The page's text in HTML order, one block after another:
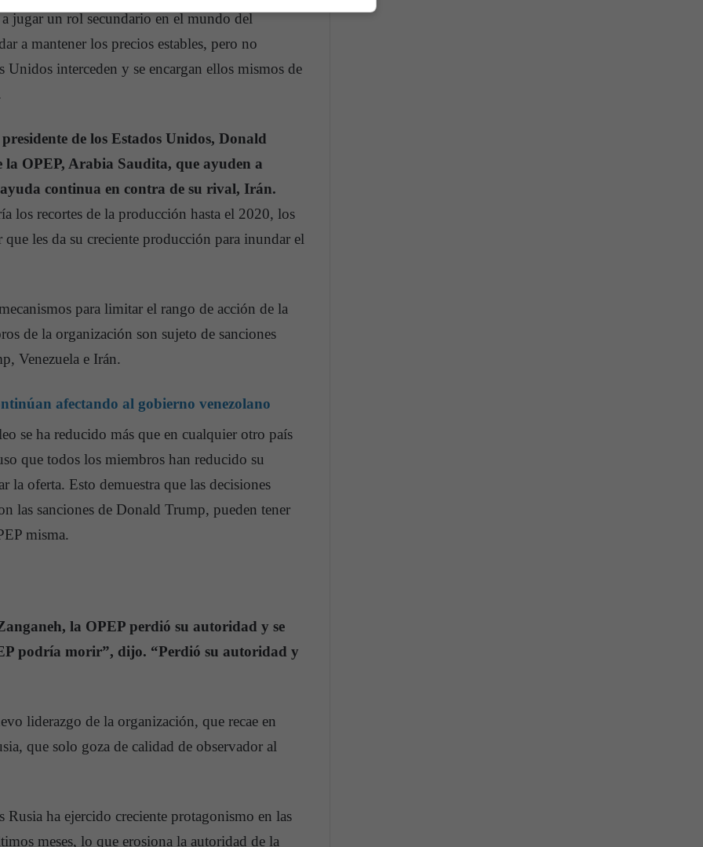
jugar un rol secundario en el mundo del
a mantener los precios estables, pero no
interceden y se encargan ellos mismos de
de los Estados Unidos, Donald
OPEP, Arabia Saudita, que ayuden a
continua en contra de su rival, Irán.
los recortes de la producción hasta el 2020, los
les da su creciente producción para inundar el
para limitar el rango de acción de la
de la organización son sujeto de sanciones
Venezuela e Irán.
afectando al gobierno venezolano
se ha reducido más que en cualquier otro país
que todos los miembros han reducido su
oferta. Esto demuestra que las decisiones
las sanciones de Donald Trump, pueden tener
misma.
la OPEP perdió su autoridad y se
podría morir”, dijo. “Perdió su autoridad y
liderazgo de la organización, que recae en
que solo goza de calidad de observador al
Rusia ha ejercido creciente protagonismo en las
meses, lo que erosiona la autoridad de la